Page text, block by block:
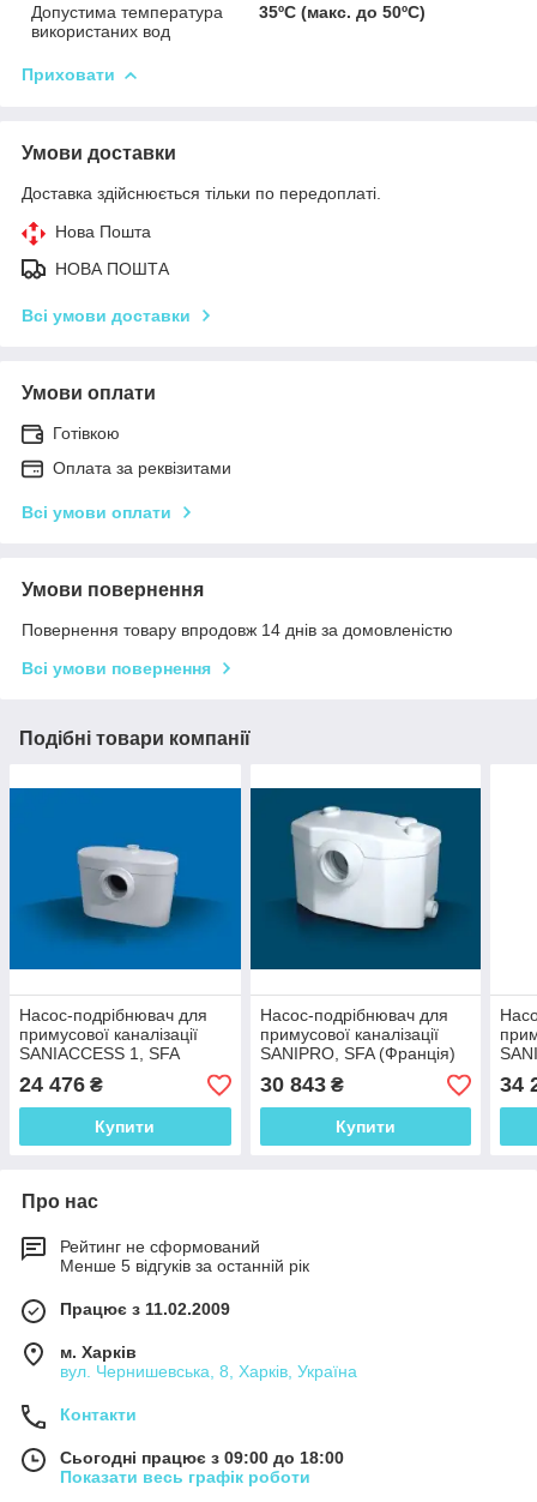
Допустима температура
використаних вод
35ºС (макс. до 50ºС)
Приховати
Умови доставки
Доставка здійснюється тільки по передоплаті.
Нова Пошта
НОВА ПОШТА
Всі умови доставки
Умови оплати
Готівкою
Оплата за реквізитами
Всі умови оплати
Умови повернення
Повернення товару впродовж 14 днів за домовленістю
Всі умови повернення
Подібні товари компанії
Насос-подрібнювач для
примусової каналізації
SANIACCESS 1, SFA
(Франція)
24 476 ₴
Купити
Насос-подрібнювач для
примусової каналізації
SANIPRO, SFA (Франція)
30 843₴
Купити
34
Про нас
Рейтинг не сформований
Менше 5 відгуків за останній рік
Працює з 11.02.2009
м. Харків
вул. Чернишевська, 8, Харків, Україна
Контакти
Сьогодні працює з 09:00 до 18:00
Показати весь графік роботи